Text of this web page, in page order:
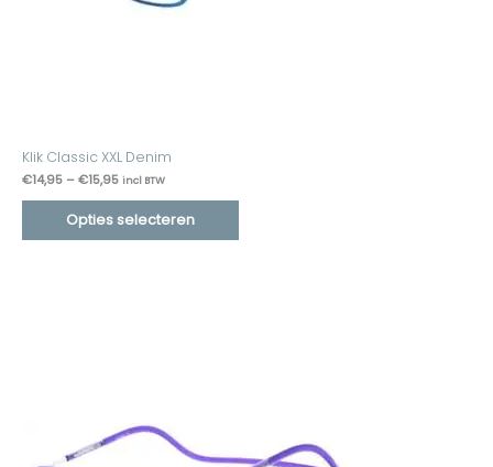
Klik Classic XXL Denim
€14,95 –€15,95 incl BTW
Opties selecteren